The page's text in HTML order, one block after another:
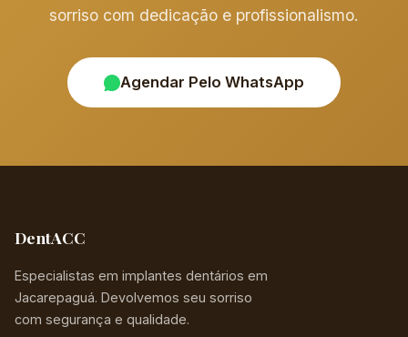
sorriso com dedicação e profissionalismo.
Agendar Pelo WhatsApp
DentACC
Especialistas em implantes dentários em
Jacarepaguá. Devolvemos seu sorriso
com segurança e qualidade.